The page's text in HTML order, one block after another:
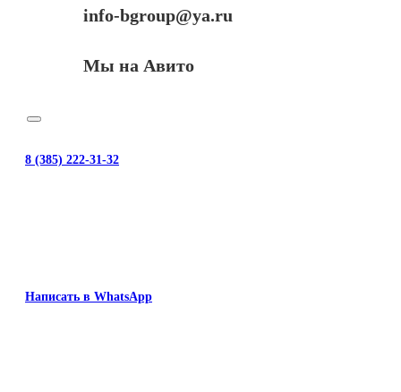
info-bgroup@ya.ru
Мы на Авито
8 (385) 222-31-32
Написать в WhatsApp